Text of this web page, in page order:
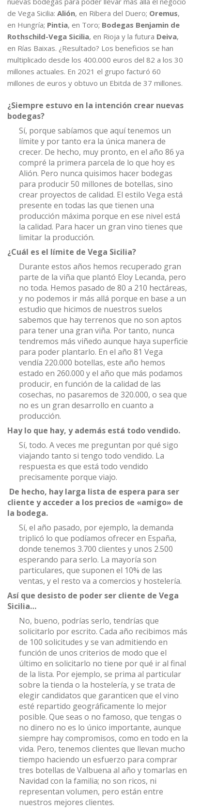
de Vega Sicilia: Alión, en Ribera del Duero; Oremus,
en Hungría; Pintia, en Toro; Bodegas Benjamin de
Rothschild-Vega Sicilia, en Rioja y la futura Deiva,
en Rías Baixas. ¿Resultado? Los beneficios se han
multiplicado desde los 400.000 euros del 82 a los 30
millones actuales. En 2021 el grupo facturó 60
millones de euros y obtuvo un Ebitda de 37 millones.
¿Siempre estuvo en la intención crear nuevas
bodegas?
Sí, porque sabíamos que aquí tenemos un
límite y por tanto era la única manera de
crecer. De hecho, muy pronto, en el año 86 ya
compré la primera parcela de lo que hoy es
Alión. Pero nunca quisimos hacer bodegas
para producir 50 millones de botellas, sino
crear proyectos de calidad. El estilo Vega está
presente en todas las que tienen una
producción máxima porque en ese nivel está
la calidad. Para hacer un gran vino tienes que
limitar la producción.
¿Cuál es el límite de Vega Sicilia?
Durante estos años hemos recuperado gran
parte de la viña que plantó Eloy Lecanda, pero
no toda. Hemos pasado de 80 a 210 hectáreas,
y no podemos ir más allá porque en base a un
estudio que hicimos de nuestros suelos
sabemos que hay terrenos que no son aptos
para tener una gran viña. Por tanto, nunca
tendremos más viñedo aunque haya superficie
para poder plantarlo. En el año 81 Vega
vendía 220.000 botellas, este año hemos
estado en 260.000 y el año que más podamos
producir, en función de la calidad de las
cosechas, no pasaremos de 320.000, o sea que
no es un gran desarrollo en cuanto a
producción.
Hay lo que hay, y además está todo vendido.
Sí, todo. A veces me preguntan por qué sigo
viajando tanto si tengo todo vendido. La
respuesta es que está todo vendido
precisamente porque viajo.
De hecho, hay larga lista de espera para ser
cliente y acceder a los precios de «amigo» de
la bodega.
Sí, el año pasado, por ejemplo, la demanda
triplicó lo que podíamos ofrecer en España,
donde tenemos 3.700 clientes y unos 2.500
esperando para serlo. La mayoría son
particulares, que suponen el 10% de las
ventas, y el resto va a comercios y hostelería.
Así que desisto de poder ser cliente de Vega
Sicilia…
No, bueno, podrías serlo, tendrías que
solicitarlo por escrito. Cada año recibimos más
de 100 solicitudes y se van admitiendo en
función de unos criterios de modo que el
último en solicitarlo no tiene por qué ir al final
de la lista. Por ejemplo, se prima al particular
sobre la tienda o la hostelería, y se trata de
elegir candidatos que garanticen que el vino
esté repartido geográficamente lo mejor
posible. Que seas o no famoso, que tengas o
no dinero no es lo único importante, aunque
siempre hay compromisos, como en todo en la
vida. Pero, tenemos clientes que llevan mucho
tiempo haciendo un esfuerzo para comprar
tres botellas de Valbuena al año y tomarlas en
Navidad con la familia; no son ricos, ni
representan volumen, pero están entre
nuestros mejores clientes.